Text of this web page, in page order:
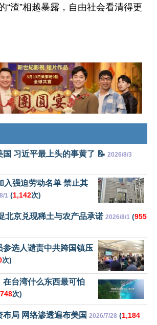
“渣”相越暴露，自由社会看清得更
习近平最上头的事黄了 📝 2026/8/3
入强迫劳动名单 禁止其
1 (1,142次)
北京兑现稀土与农产品承诺 2026/8/1 (955
参选人谴责中共跨国镇压
次)
在台湾什么东西最可怕
次)
局 网络渗透遍布美国 2026/7/28 (1,184